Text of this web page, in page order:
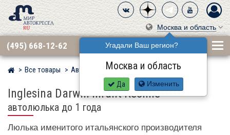
Москва и область
Угадали Ваш регион?
Москва и область
Да Изменить
(495) 668-12-62
Мир детских автокресел
Все товары Автокресла по бренду INGLESINA
Inglesina Darwin Infant Recline–
автолюлька до 1 года
Люлька именитого итальянского производителя